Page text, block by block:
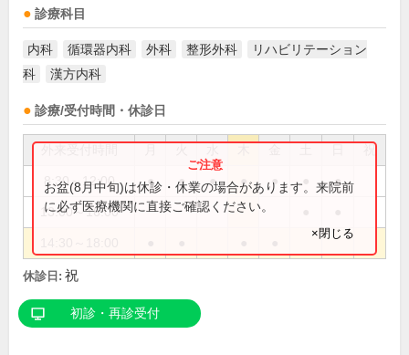
診療科目
内科 循環器内科 外科 整形外科
リハビリテーション
科
漢方内科
診療/受付時間・休診日
祝
8:30～12:00 ● ● ● ● ● ●
13:00～16:00
お盆(8月中旬)は休診・休業の場合があります。来院前
に必ず医療機関に直接ご確認ください。
×閉じる
休診日: 祝
初診・再診受付